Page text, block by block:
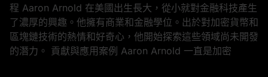
程 Aaron Arnold 在美國出生長大，從小就對金融科技產生
了濃厚的興趣。他擁有商業和金融學位。出於對加密貨幣和
區塊鏈技術的熱情和好奇心，他開始探索這些領域尚未開發
的潛力。 貢獻與應用案例 Aaron Arnold 一直是加密